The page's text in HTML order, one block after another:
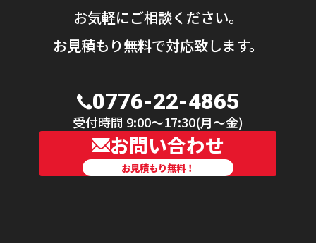
お気軽にご相談ください。
お見積もり無料で対応致します。
0776-22-4865
受付時間 9:00〜17:30(月〜金)
お問い合わせ
お見積もり無料！